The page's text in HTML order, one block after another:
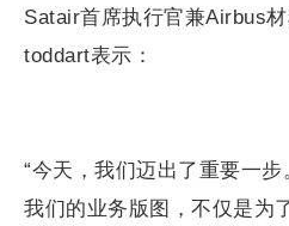
Satair首席执行官兼Airbus
toddart表示：
“今天，我们迈出了重要一
我们的业务版图，不仅是为